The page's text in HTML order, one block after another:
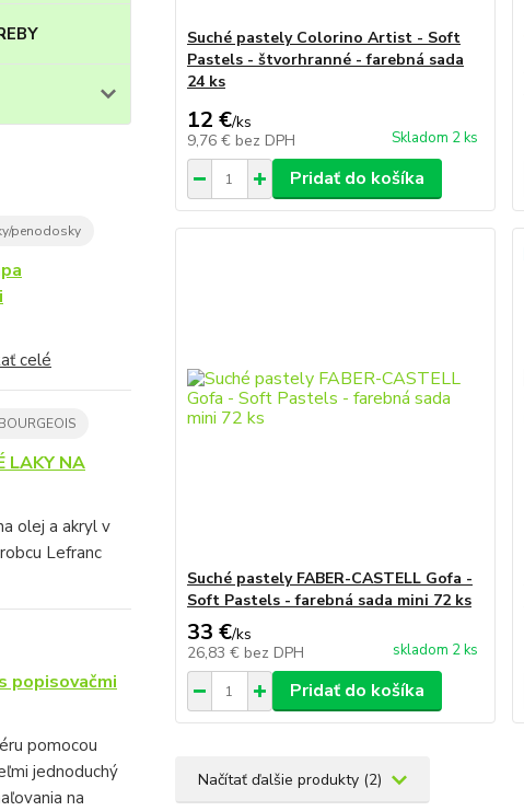
penodosky
celé
LAKY NA
olej a akryl v
Lefranc
popisovačmi
pomocou
jednoduchý
na
Suché pastely Colorino Artist - Soft
Pastels - štvorhranné - farebná sada
24 ks
12 €/ks
9,76 € bez DPH Skladom 2 ks
Pridať do košíka
Suché pastely FABER-CASTELL Gofa -
Soft Pastels - farebná sada mini 72 ks
33 €/ks
26,83 € bez DPH skladom 2 ks
Pridať do košíka
Načítať ďalšie produkty (2)